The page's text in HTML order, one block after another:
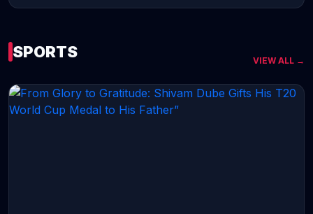
SPORTS VIEW ALL →